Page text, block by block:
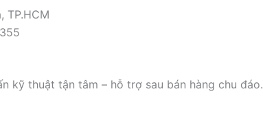
TP.HCM
kỹ thuật tận tâm – hỗ trợ sau bán hàng chu đáo.